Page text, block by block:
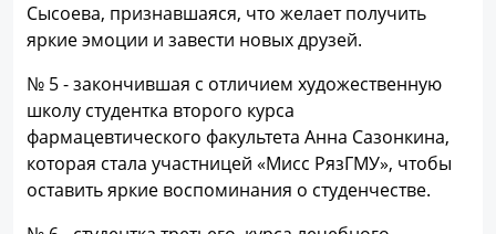
Сысоева, признавшаяся, что желает получить
яркие эмоции и завести новых друзей.
№ 5 - закончившая с отличием художественную
школу студентка второго курса
фармацевтического факультета Анна Сазонкина,
которая стала участницей «Мисс РязГМУ», чтобы
оставить яркие воспоминания о студенчестве.